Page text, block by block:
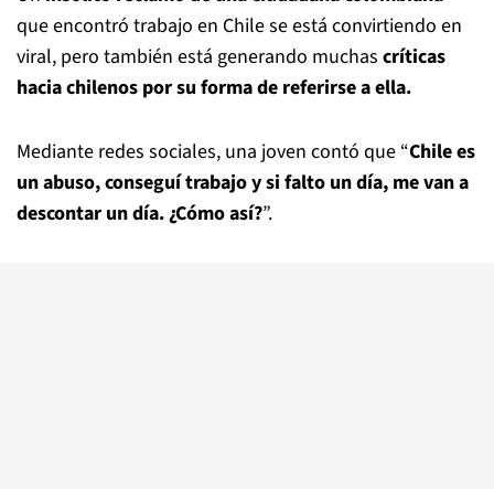
que encontró trabajo en Chile se está convirtiendo en
viral, pero también está generando muchas críticas
hacia chilenos por su forma de referirse a ella.
Mediante redes sociales, una joven contó que “Chile es
un abuso, conseguí trabajo y si falto un día, me van a
descontar un día. ¿Cómo así?”.